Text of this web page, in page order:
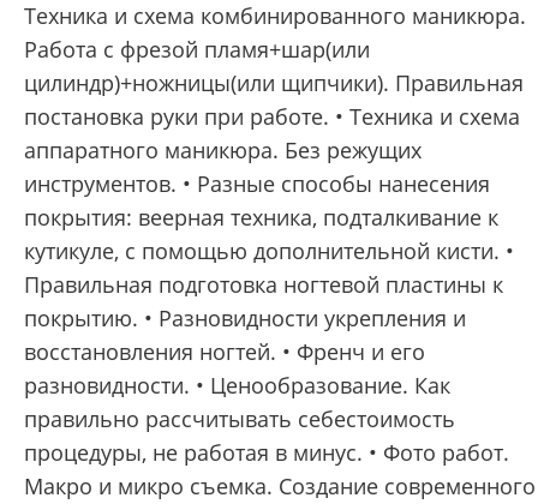
Техника и схема комбинированного маникюра.
Работа с фрезой пламя+шар(или
цилиндр)+ножницы(или щипчики). Правильная
постановка руки при работе. • Техника и схема
аппаратного маникюра. Без режущих
инструментов. • Разные способы нанесения
покрытия: веерная техника, подталкивание к
кутикуле, с помощью дополнительной кисти. •
Правильная подготовка ногтевой пластины к
покрытию. • Разновидности укрепления и
восстановления ногтей. • Френч и его
разновидности. • Ценообразование. Как
правильно рассчитывать себестоимость
процедуры, не работая в минус. • Фото работ.
Макро и микро съемка. Создание современного